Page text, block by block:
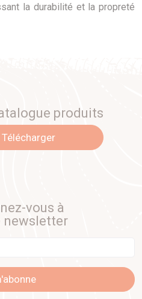
la durabilité et la propreté
produits
Télécharger
vous à
newsletter